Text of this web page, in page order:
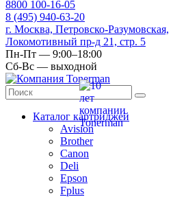
8800 100-16-05
8 (495) 940-63-20
г. Москва, Петровско-Разумовская,
Локомотивный пр-д 21, стр. 5
Пн-Пт — 9:00–18:00
Сб-Вс — выходной
Каталог картриджей
Avision
Brother
Canon
Deli
Epson
Fplus